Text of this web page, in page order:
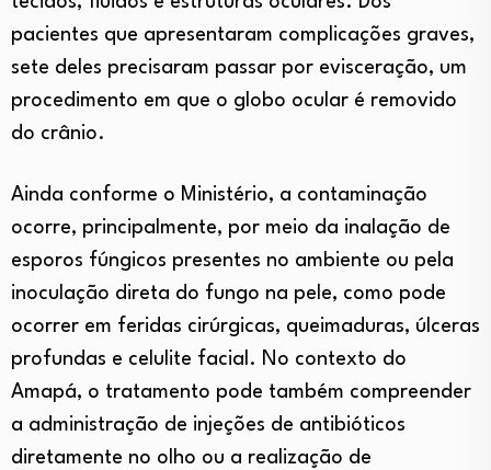
pacientes que apresentaram complicações graves,
sete deles precisaram passar por evisceração, um
procedimento em que o globo ocular é removido
do crânio.
Ainda conforme o Ministério, a contaminação
ocorre, principalmente, por meio da inalação de
esporos fúngicos presentes no ambiente ou pela
inoculação direta do fungo na pele, como pode
ocorrer em feridas cirúrgicas, queimaduras, úlceras
profundas e celulite facial. No contexto do
Amapá, o tratamento pode também compreender
a administração de injeções de antibióticos
diretamente no olho ou a realização de